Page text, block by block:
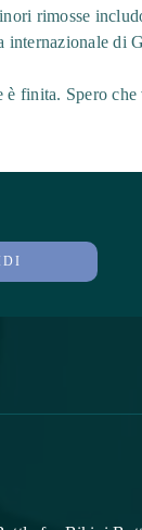
rimosse
internazionale di
è finita. Spero